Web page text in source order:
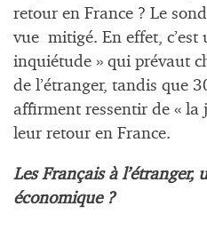
retour en France ? Le
vue mitigé. En effet, c’est
inquiétude » qui prévaut
de l’étranger, tandis que
affirment ressentir de « la
leur retour en France.
Les Français à l’étranger,
économique ?